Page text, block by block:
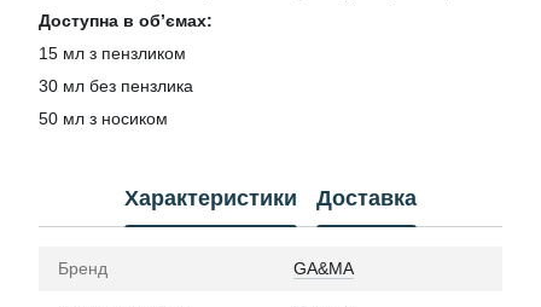
Доступна в обʼємах:
15 мл з пензликом
30 мл без пензлика
50 мл з носиком
Характеристики Доставка
Бренд GA&MA